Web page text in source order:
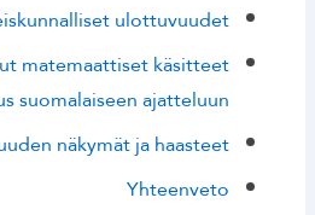
ulottuvuudet
matemaattiset käsitteet
suomalaiseen ajatteluun
näkymät ja haasteet
Yhteenveto